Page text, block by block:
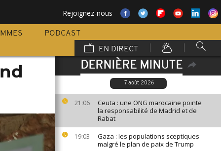
Rejoignez-nous
PODCAST
EN DIRECT
DERNIÈRE MINUTE
7 août 2026
21:06
Ceuta : une ONG marocaine pointe
la responsabilité de Madrid et de
Rabat
19:03
Gaza : les populations sceptiques
malgré le plan de paix de Trump